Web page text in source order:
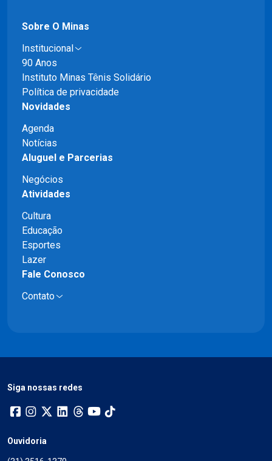
Sobre O Minas
Institucional
90 Anos
Instituto Minas Tênis Solidário
Política de privacidade
Novidades
Agenda
Notícias
Aluguel e Parcerias
Negócios
Atividades
Cultura
Educação
Esportes
Lazer
Fale Conosco
Contato
Siga nossas redes
Ouvidoria